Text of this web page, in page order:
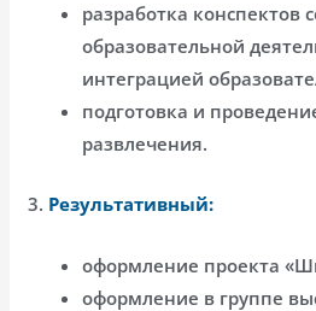
разработка конспектов
образовательной
интеграцией
подготовка и
развлечения.
3. Результативный:
оформление проекта
оформление в группе